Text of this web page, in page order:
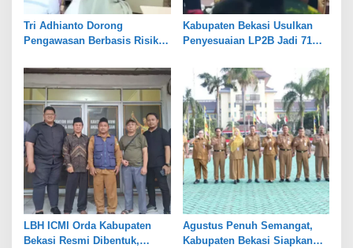
Tri Adhianto Dorong
Pengawasan Berbasis Risiko,
Kelola
Kabupaten Bekasi Usulkan
Penyesuaian LP2B Jadi 71
Industri dan Pertanian
LBH ICMI Orda Kabupaten
Bekasi Resmi Dibentuk,
Agustus Penuh Semangat,
Kabupaten Bekasi Siapkan